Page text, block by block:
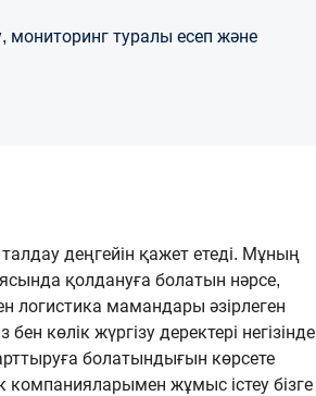
мониторинг туралы есеп және
деңгейін қажет етеді. Мұның
аясында қолдануға болатын нәрсе,
логистика мамандары әзірлеген
көлік жүргізу деректері негізінде
болатындығын көрсете
жұмыс істеу бізге